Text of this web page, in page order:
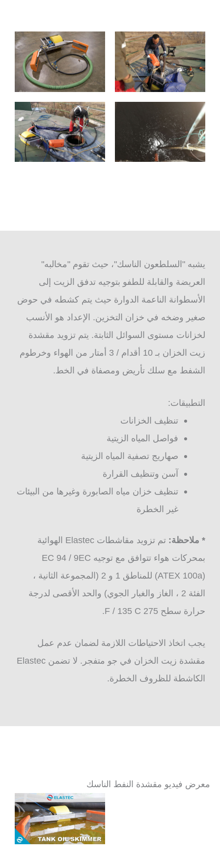
يشبه "السلطعون الناسك"، حيث تقوم "مخالبه"
العريضة والقابلة للطفو بتوجيه تدفق الزيت إلى
الأسطوانة الناعمة الدوارة حيث يتم كشطه في حوض
صغير وضخه في خزان التخزين. الإعداد هو الأنسب
لخزانات مستوى السوائل الثابتة. يتم تزويد مقشدة
زيت الخزان بـ 10 أقدام / 3 أمتار من الهواء وخرطوم
الشفط مع سلك تأريض ومصفاة في الخط.
التطبيقات:
تنظيف الخزانات
فواصل المياه الزيتية
صهاريج تصفية المياه الزيتية
آسن وتنظيف القرارة
تنظيف خزان مياه الصابورة وغيرها من البيئات
غير الخطرة
* ملاحظة:
تم تزويد مقاشطات Elastec الهوائية
بمحركات هواء تتوافق مع توجيه EC 94 / 9EC
(ATEX 100a) للمناطق 1 و 2 (المجموعة الثانية ،
الفئة 2 ، الغاز والغبار الجوي) والحد الأقصى لدرجة
حرارة سطح 275 F / 135 C.
يجب اتخاذ الاحتياطات اللازمة لضمان عدم عمل
مقشدة زيت الخزان في جو متفجر. لا تضمن Elastec
الكاشطة للظروف الخطرة.
معرض فيديو مقشدة النفط الناسك